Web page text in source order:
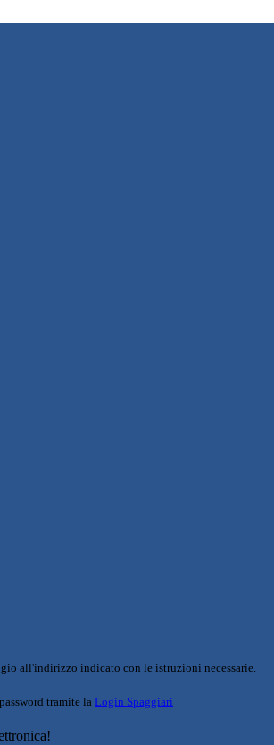
all'indirizzo indicato con le istruzioni necessarie.
tramite la Login Spaggiari